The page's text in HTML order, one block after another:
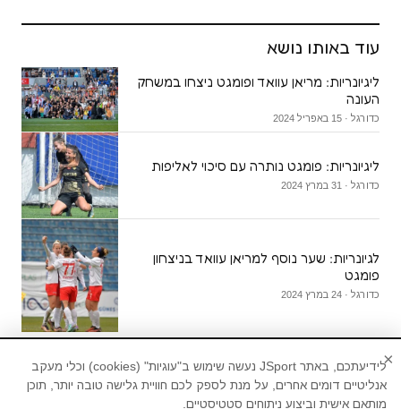
עוד באותו נושא
ליגיונריות: מריאן עוואד ופומגט ניצחו במשחק
העונה
כדורגל · 15 באפריל 2024
ליגיונריות: פומגט נותרה עם סיכוי לאליפות
כדורגל · 31 במרץ 2024
לגיונריות: שער נוסף למריאן עוואד בניצחון
פומגט
כדורגל · 24 במרץ 2024
חדשות ספורט, עדכוני ספורט, תוצאות ספורט,טורי
×
לידיעתכם, באתר JSport נעשה שימוש ב"עוגיות" (cookies) וכלי מעקב
אנליטיים דומים אחרים, על מנת לספק לכם חוויית גלישה טובה יותר, תוכן
מותאם אישית וביצוע ניתוחים סטטיסטיים.